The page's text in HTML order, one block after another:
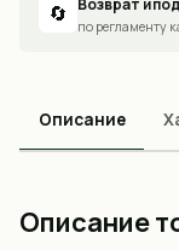
🔄 Возврат и
по регламенту
Описание
Описание